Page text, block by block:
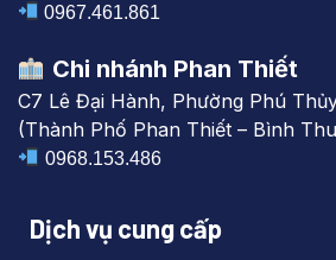
0967.461.861
Chi nhánh Phan Thiết
C7 Lê Đại Hành, Phường Phú
(Thành Phố Phan Thiết – Bình
0968.153.486
Dịch vụ cung cấp